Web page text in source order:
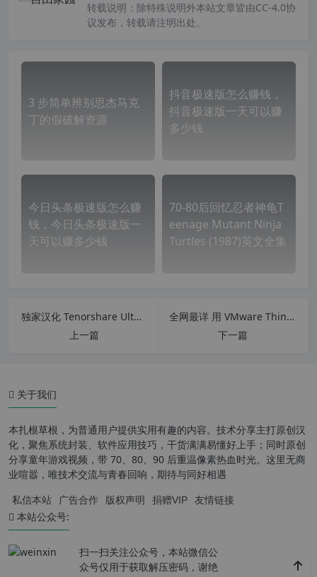
转载说明： 除特殊说明外本站文章皆由CC-4.0协
议发布，转载请注明出处。
3 步简单辨别思杰马克
丁的假破解资源
抖音极速版怎么赚钱，
抖音极速版一天可以赚
多少钱
今日头条极速版怎么赚
钱，今日头条极速版一
天可以赚多少钱
70-80后回忆忍者神龟T
eenage Mutant Ninja
Turtles (1987)英文全集
独家汉化 Tenorshare UltData for Android 6.8.6.9 安卓手机数据恢复软件
上一篇
全网最详 用 VMware ThinApp 制作自己的绿色便携软件
下一篇
关于我们
本扎根草根，为普通用户提供实用有趣的内容。技术分享主打原创汉
化，聚焦系统封装、软件应用技巧，干货满满易懂好上手；同时原创
分享童年游戏视频，带 70、80、90 后重温像素热血时光。这里无商
业喧嚣，唯技术交流与青春回响，期待与同好相遇
私信本站 广告合作 版权声明 捐赠VIP 友情链接
本站公众号:
扫一扫关注公众号，本站微信公
众号仅用于获取解压密码，谢绝